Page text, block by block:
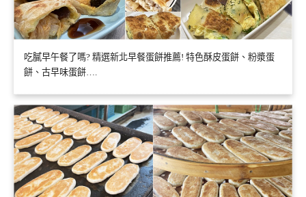
吃膩早午餐了嗎? 精選新北早餐蛋餅推薦! 特色酥皮蛋餅、粉漿蛋
餅、古早味蛋餅….